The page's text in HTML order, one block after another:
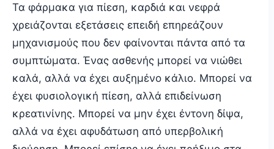
Τα φάρμακα για πίεση, καρδιά και νεφρά
χρειάζονται εξετάσεις επειδή επηρεάζουν
μηχανισμούς που δεν φαίνονται πάντα από τα
συμπτώματα. Ένας ασθενής μπορεί να νιώθει
καλά, αλλά να έχει αυξημένο κάλιο. Μπορεί να
έχει φυσιολογική πίεση, αλλά επιδείνωση
κρεατινίνης. Μπορεί να μην έχει έντονη δίψα,
αλλά να έχει αφυδάτωση από υπερβολική